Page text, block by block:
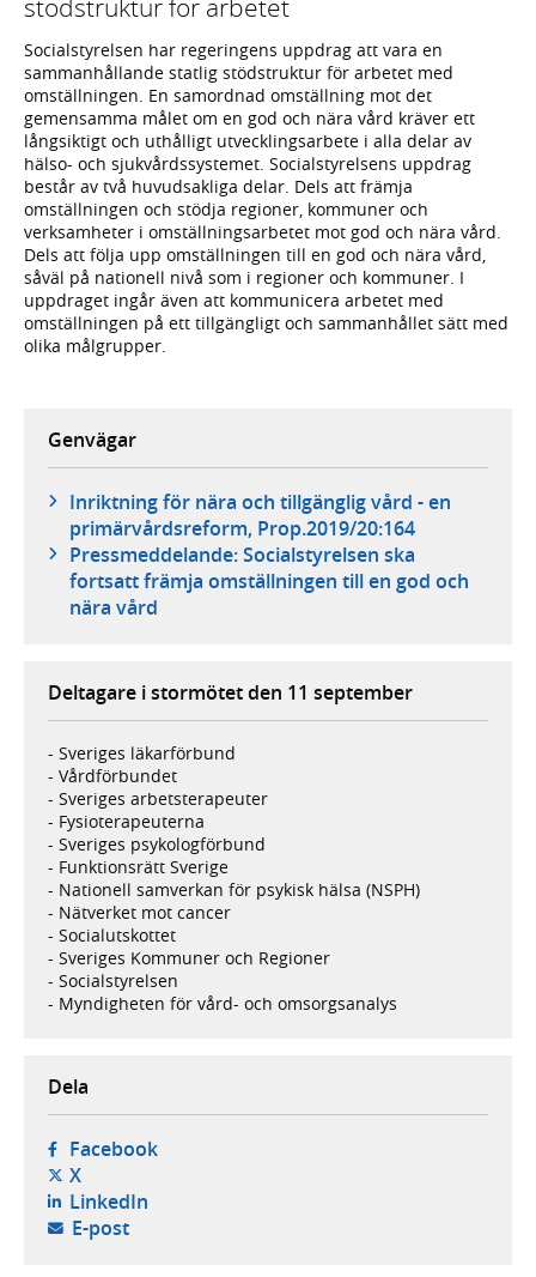
stödstruktur för arbetet
Socialstyrelsen har regeringens uppdrag att vara en
sammanhållande statlig stödstruktur för arbetet med
omställningen. En samordnad omställning mot det
gemensamma målet om en god och nära vård kräver ett
långsiktigt och uthålligt utvecklingsarbete i alla delar av
hälso- och sjukvårdssystemet. Socialstyrelsens uppdrag
består av två huvudsakliga delar. Dels att främja
omställningen och stödja regioner, kommuner och
verksamheter i omställningsarbetet mot god och nära vård.
Dels att följa upp omställningen till en god och nära vård,
såväl på nationell nivå som i regioner och kommuner. I
uppdraget ingår även att kommunicera arbetet med
omställningen på ett tillgängligt och sammanhållet sätt med
olika målgrupper.
Genvägar
Inriktning för nära och tillgänglig vård - en
primärvårdsreform, Prop.2019/20:164
Pressmeddelande: Socialstyrelsen ska
fortsatt främja omställningen till en god och
nära vård
Deltagare i stormötet den 11 september
- Sveriges läkarförbund
- Vårdförbundet
- Sveriges arbetsterapeuter
- Fysioterapeuterna
- Sveriges psykologförbund
- Funktionsrätt Sverige
- Nationell samverkan för psykisk hälsa (NSPH)
- Nätverket mot cancer
- Socialutskottet
- Sveriges Kommuner och Regioner
- Socialstyrelsen
- Myndigheten för vård- och omsorgsanalys
Dela
Facebook- öppnas i ny flik, extern webbplats,
X- öppnas i ny flik, extern webbplats,
LinkedIn- öppnas i ny flik, extern webbplats,
E-post- öppnar din e-postklient,